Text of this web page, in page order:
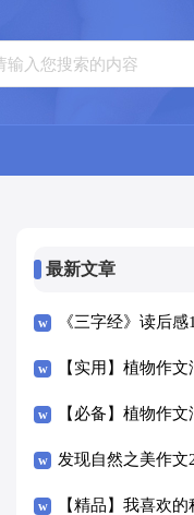
最新文章
《三字经》读后感
【实用】植物作
【必备】植物作
发现自然之美作文
【精品】我喜欢